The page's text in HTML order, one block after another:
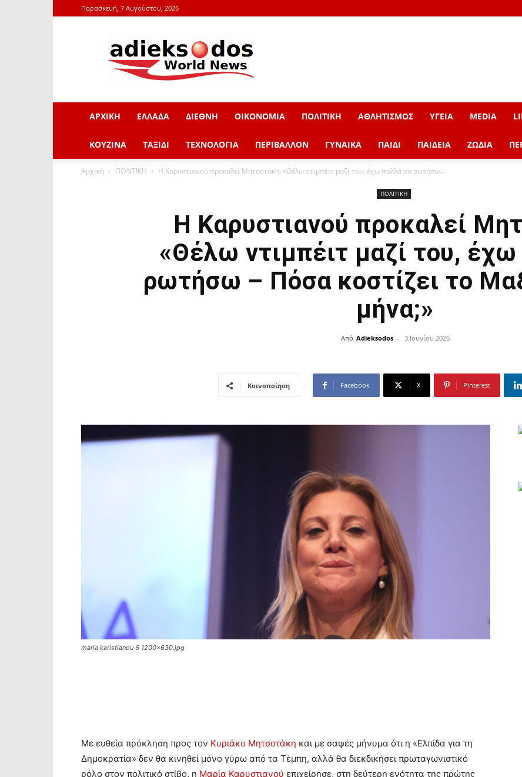
Παρασκευή, 7 Αυγούστου, 2026
adieksodos.gr
ΑΡΧΙΚΗ ΕΛΛΑΔΑ ΔΙΕΘΝΗ ΟΙΚΟΝΟΜΙΑ ΠΟΛΙΤΙΚΗ ΑΘΛΗΤΙΣΜΟΣ ΥΓΕΙΑ MEDIA
ΚΟΥΖΙΝΑ ΤΑΞΙΔΙ ΤΕΧΝΟΛΟΓΙΑ ΠΕΡΙΒΑΛΛΟΝ ΓΥΝΑΙΚΑ ΠΑΙΔΙ ΠΑΙΔΕΙΑ ΖΩΔΙΑ
Αρχική ΠΟΛΙΤΙΚΗ Η Καρυστιανού προκαλεί Μητσοτάκη: «Θέλω ντιμπέιτ μαζί του, έχω πολλά να ρωτήσω...
ΠΟΛΙΤΙΚΗ
Η Καρυστιανού προκαλεί
«Θέλω ντιμπέιτ μαζί του,
ρωτήσω – Πόσα κοστίζει το
μήνα;»
Από Adieksodos - 3 Ιουνίου 2026
Κοινοποίηση Facebook X Pinterest
maria karistianou 6 1200x630.jpg
Με ευθεία πρόκληση προς τον Κυριάκο Μητσοτάκη και με σαφές μήνυμα ότι η «Ελπίδα για τη
Δημοκρατία» δεν θα κινηθεί μόνο γύρω από τα Τέμπη, αλλά θα διεκδικήσει πρωταγωνιστικό
ρόλο στον πολιτικό στίβο, η Μαρία Καρυστιανού επιχείρησε, στη δεύτερη ενότητα της πρώτης